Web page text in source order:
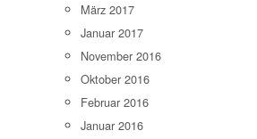
März 2017
Januar 2017
November 2016
Oktober 2016
Februar 2016
Januar 2016